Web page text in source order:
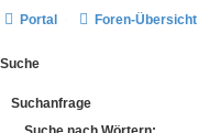
Portal Foren-Übersicht
Suche
Suchanfrage